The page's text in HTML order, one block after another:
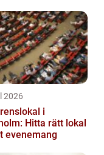
2026
i
Hitta rätt lokal
evenemang